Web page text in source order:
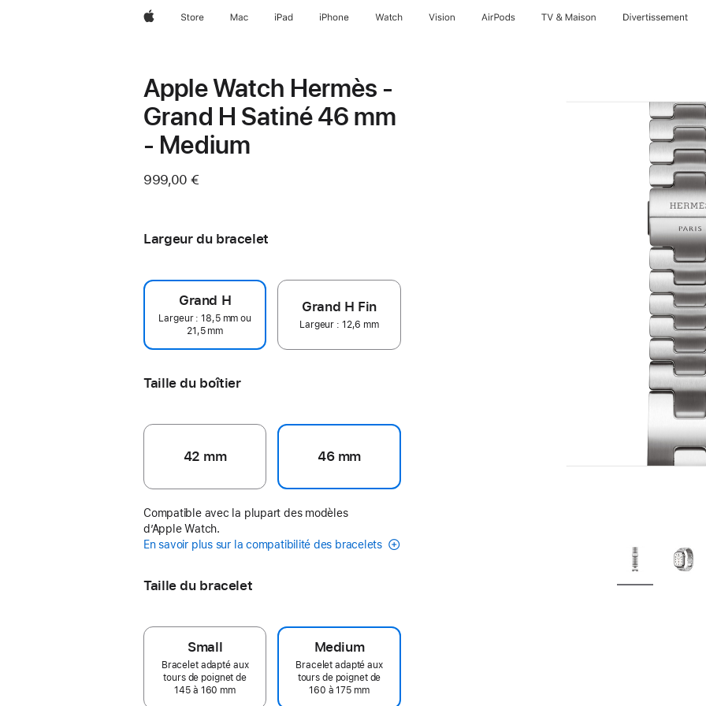
AppleStore Mac iPad iPhone Watch Vision AirPods TV & Maison Divertissements
Apple Watch Hermès -
Grand H Satiné 46 mm
- Medium
999,00 €
Largeur du bracelet
Grand H
Largeur : 18,5 mm ou
21,5 mm
Grand H Fin
Largeur : 12,6 mm
Taille du boîtier
42 mm 46 mm
Compatible avec la plupart des modèles
d’Apple Watch.
En savoir plus sur la compatibilité des bracelets
Taille du bracelet
Small
Bracelet adapté aux
tours de poignet de
145 à 160 mm
Medium
Bracelet adapté aux
tours de poignet de
160 à 175 mm